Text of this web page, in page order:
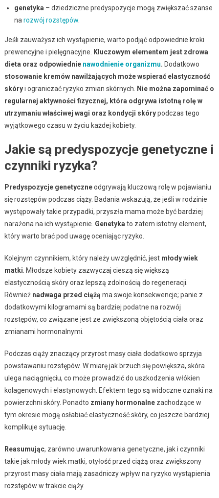
genetyka – dziedziczne predyspozycje mogą zwiększać szanse
na rozwój rozstępów.
Jeśli zauważysz ich wystąpienie, warto podjąć odpowiednie kroki
prewencyjne i pielęgnacyjne.
Kluczowym elementem jest zdrowa
dieta oraz odpowiednie nawodnienie organizmu. Dodatkowo
stosowanie kremów nawilżających może wspierać elastyczność
skóryi ograniczać ryzyko zmian skórnych.
Nie można zapominać o
regularnej aktywności fizycznej, która odgrywa istotną rolę w
utrzymaniu właściwej wagi oraz kondycji skórypodczas tego
wyjątkowego czasu w życiu każdej kobiety.
Jakie są predyspozycje genetyczne i
czynniki ryzyka?
Predyspozycje genetyczneodgrywają kluczową rolę w pojawianiu
się rozstępów podczas ciąży. Badania wskazują, że jeśli w rodzinie
występowały takie przypadki, przyszła mama może być bardziej
narażona na ich wystąpienie. Genetyka to zatem istotny element,
który warto brać pod uwagę oceniając ryzyko.
Kolejnym czynnikiem, który należy uwzględnić, jest młody wiek
matki . Młodsze kobiety zazwyczaj cieszą się większą
elastycznością skóry oraz lepszą zdolnością do regeneracji.
Również nadwaga przed ciążą ma swoje konsekwencje; panie z
dodatkowymi kilogramami są bardziej podatne na rozwój
rozstępów, co związane jest ze zwiększoną objętością ciała oraz
zmianami hormonalnymi.
Podczas ciąży znaczący przyrost masy ciała dodatkowo sprzyja
powstawaniu rozstępów. W miarę jak brzuch się powiększa, skóra
ulega naciągnięciu, co może prowadzić do uszkodzenia włókien
kolagenowych i elastynowych. Efektem tego są widoczne oznaki na
powierzchni skóry. Ponadto zmiany hormonalnezachodzące w
tym okresie mogą osłabiać elastyczność skóry, co jeszcze bardziej
komplikuje sytuację.
Reasumując, zarówno uwarunkowania genetyczne, jak i czynniki
takie jak młody wiek matki, otyłość przed ciążą oraz zwiększony
przyrost masy ciała mają zasadniczy wpływ na ryzyko wystąpienia
rozstępów w trakcie ciąży.